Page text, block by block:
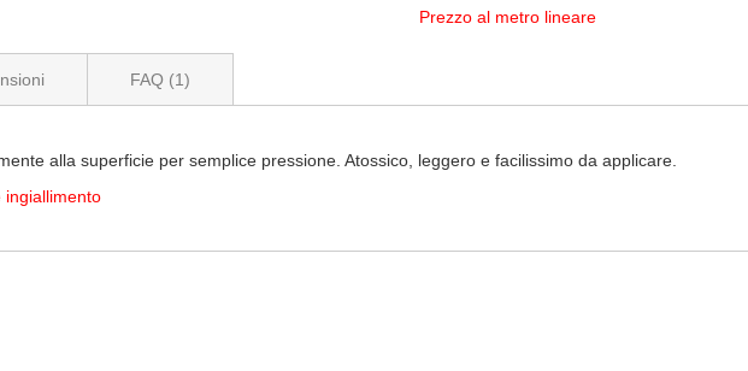
Prezzo al metro lineare
alla superficie per semplice pressione. Atossico, leggero e facilissimo da applicare.
ingiallimento
FAQ (1)